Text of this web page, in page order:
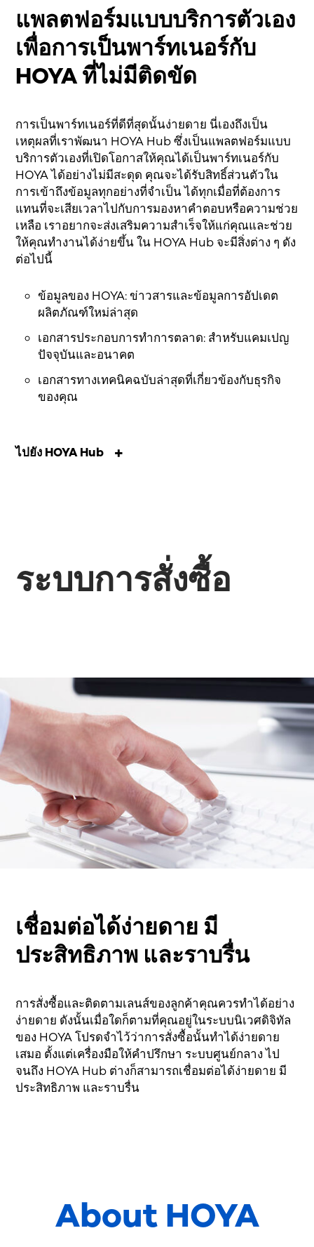
แพลตฟอร์มแบบบริการตัวเอง
เพื่อการเป็นพาร์ทเนอร์กับ
HOYA ที่ไม่มีติดขัด
การเป็นพาร์ทเนอร์ที่ดีที่สุดนั้นง่ายดาย นี่เองถึงเป็น
เหตุผลที่เราพัฒนา HOYA Hub ซึ่งเป็นแพลตฟอร์มแบบ
บริการตัวเองที่เปิดโอกาสให้คุณได้เป็นพาร์ทเนอร์กับ
HOYA ได้อย่างไม่มีสะดุด คุณจะได้รับสิทธิ์ส่วนตัวใน
การเข้าถึงข้อมูลทุกอย่างที่จำเป็น ได้ทุกเมื่อที่ต้องการ
แทนที่จะเสียเวลาไปกับการมองหาคำตอบหรือความช่วย
เหลือ เราอยากจะส่งเสริมความสำเร็จให้แก่คุณและช่วย
ให้คุณทำงานได้ง่ายขึ้น ใน HOYA Hub จะมีสิ่งต่าง ๆ ดัง
ต่อไปนี้
ข้อมูลของ HOYA: ข่าวสารและข้อมูลการอัปเดต
ผลิตภัณฑ์ใหม่ล่าสุด
เอกสารประกอบการทำการตลาด: สำหรับแคมเปญ
ปัจจุบันและอนาคต
เอกสารทางเทคนิคฉบับล่าสุดที่เกี่ยวข้องกับธุรกิจ
ของคุณ
ไปยัง HOYA Hub
ระบบการสั่งซื้อ
เชื่อมต่อได้ง่ายดาย มี
ประสิทธิภาพ และราบรื่น
การสั่งซื้อและติดตามเลนส์ของลูกค้าคุณควรทำได้อย่าง
ง่ายดาย ดังนั้นเมื่อใดก็ตามที่คุณอยู่ในระบบนิเวศดิจิทัล
ของ HOYA โปรดจำไว้ว่าการสั่งซื้อนั้นทำได้ง่ายดาย
เสมอ ตั้งแต่เครื่องมือให้คำปรึกษา ระบบศูนย์กลาง ไป
จนถึง HOYA Hub ต่างก็สามารถเชื่อมต่อได้ง่ายดาย มี
ประสิทธิภาพ และราบรื่น
About HOYA